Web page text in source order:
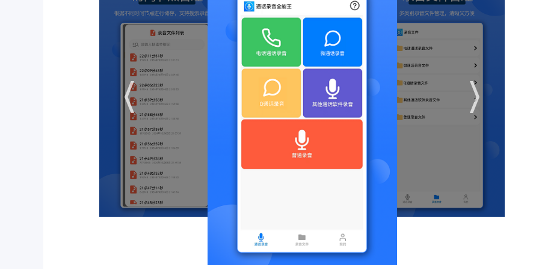
1. AI语音转文字：内置语音识别引擎，可将录音内容实时转换为文字，支持中英文双语识别，并可导出TXT或
2. 关键词标记与搜索：录音过程中可手动添加关键词标签（如“合同”“会议”），后续通过关键词快速定位相关片
段，提升检索效率。
3. 云端备份与恢复：与主流云存储服务深度整合，用户可设置自动备份规则，即使手机丢失或损坏，也能通过
端恢复录音文件。
4. 隐私模式：开启后，软件图标、通知栏提示及最近任务列表中均不显示录音相关痕迹，实现“隐形”录音。
5. 批量处理工具：支持对多个录音文件进行批量重命名、格式转换、分享或删除，大幅简化管理流程。
用户普遍认为通话录音全能王安卓版是“商务人士的必备工具”，其自动录音功能“省去了手动操作的麻烦”，AI转
字准确率“高达90%以上”，且“云端同步功能让跨设备使用非常方便”。部分用户提到，隐私模式“彻底解决了录音被发
现的尴尬”，而降噪技术则“在嘈杂环境下也能录清对方声音”。不过，也有用户反馈，高级功能（如语音转文字）需